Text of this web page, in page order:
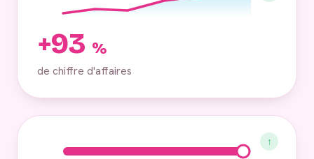
+93 %
de chiffre d'affaires
↑